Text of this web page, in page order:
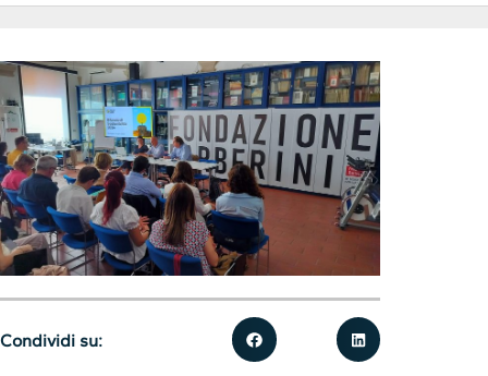
Condividi su: